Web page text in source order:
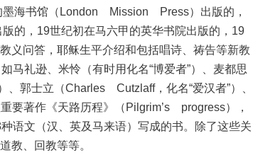
墨海书馆（London Mission Press）出版的，
的，19世纪初在马六甲的英华书院出版的，19
义问答，耶稣生平介绍和包括唱诗、祷告等新教
马礼逊、米怜（有时用化名“博爱者”）、麦都思
、郭士立（Charles Cutzlaff，化名“爱汉者”）、
要著作《天路历程》（Pilgrim’s progress），
语文（汉、英及马来语）写成的书。除了这些关
教、回教等等。